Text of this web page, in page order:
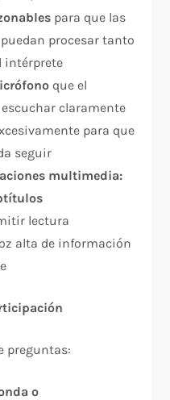
para que las
procesar tanto
intérprete​
que el
claramente
para que
seguir
multimedia:
lectura
alta de información
preguntas:​
o